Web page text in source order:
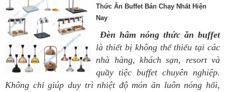
Thức Ăn Buffet Bán Chạy Nhất Hiện
Nay
Đèn hâm nóng thức ăn buffet
là thiết bị không thể thiếu tại các
nhà hàng, khách sạn, resort và
quầy tiệc buffet chuyên nghiệp.
Không chỉ giúp duy trì nhiệt độ món ăn luôn nóng hổi,